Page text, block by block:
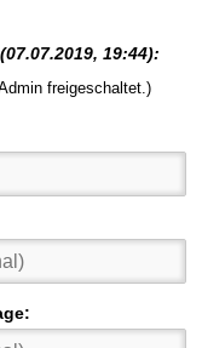
(07.07.2019, 19:44):
freigeschaltet.)